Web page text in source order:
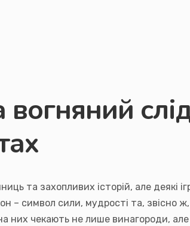
вогняний
та захопливих історій, але
– символ сили, мудрості та, звісно ж,
чекають не лише винагороди, але